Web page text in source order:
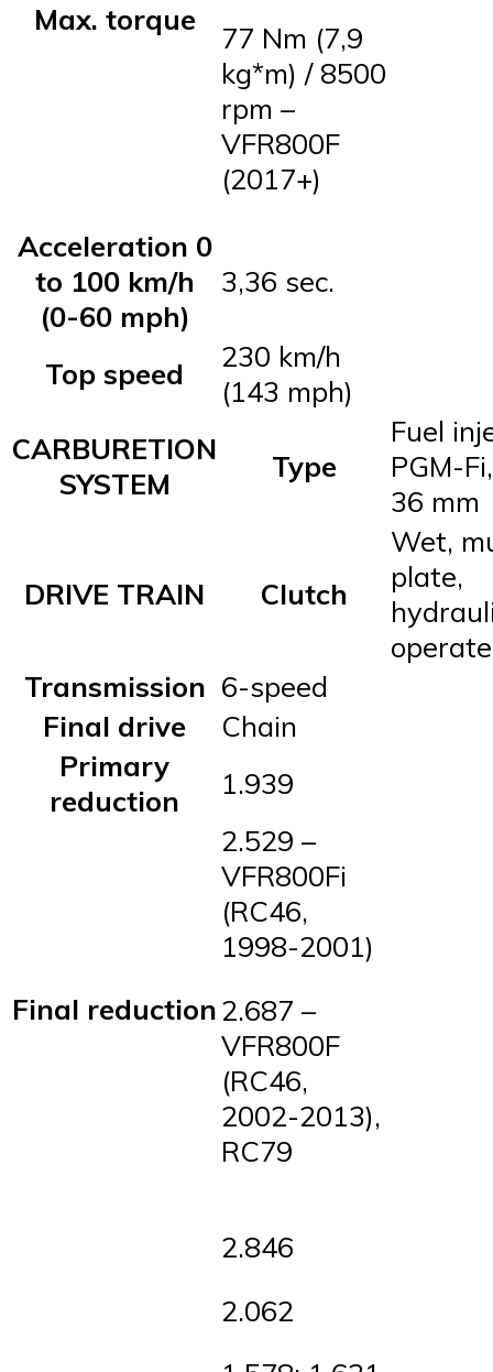
Max. torque
77 Nm (7,9
kg*m) / 8500
rpm –
VFR800F
(2017+)
Acceleration 0
to 100 km/h
(0-60 mph)
3,36 sec.
Top speed
230 km/h
(143 mph)
CARBURETION
SYSTEM
Type
Fuel
PGM-
36 mm
DRIVE TRAIN Clutch
Wet,
plate,
Transmission 6-speed
Final drive
Chain
Primary
reduction
1.939
Final reduction
2.529 –
VFR800Fi
(RC46,
1998-2001)
2.687 –
VFR800F
(RC46,
2002-2013),
RC79
2.846
2.062